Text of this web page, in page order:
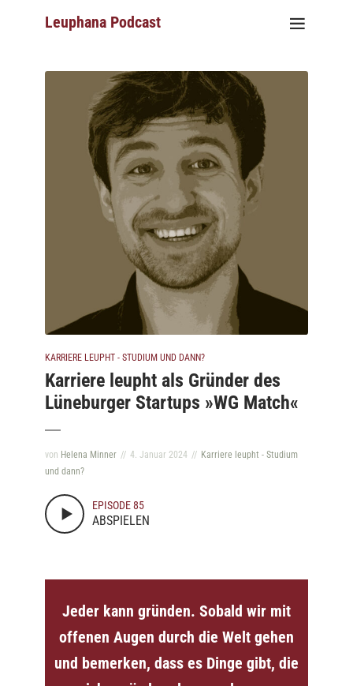
Leuphana Podcast
KARRIERE LEUPHT - STUDIUM UND DANN?
Karriere leupht als Gründer des
Lüneburger Startups »WG Match«
von Helena Minner 4. Januar 2024
Karriere leupht - Studium
und dann?
EPISODE 85
ABSPIELEN
Jeder kann gründen. Sobald wir mit
offenen Augen durch die Welt gehen
und bemerken, dass es Dinge gibt, die